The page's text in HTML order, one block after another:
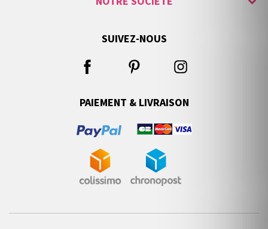
SUIVEZ-NOUS
PAIEMENT & LIVRAISON